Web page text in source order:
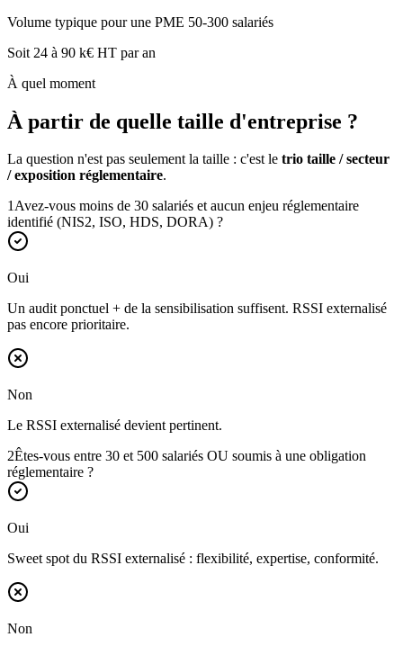
Volume typique pour une PME 50-300 salariés
Soit 24 à 90 k€ HT par an
À quel moment
À partir de quelle taille d'entreprise ?
La question n'est pas seulement la taille : c'est le trio taille / secteur
/ exposition réglementaire.
1Avez-vous moins de 30 salariés et aucun enjeu réglementaire
identifié (NIS2, ISO, HDS, DORA) ?
Oui
Un audit ponctuel + de la sensibilisation suffisent. RSSI externalisé
pas encore prioritaire.
Non
Le RSSI externalisé devient pertinent.
2Êtes-vous entre 30 et 500 salariés OU soumis à une obligation
réglementaire ?
Oui
Sweet spot du RSSI externalisé : flexibilité, expertise, conformité.
Non